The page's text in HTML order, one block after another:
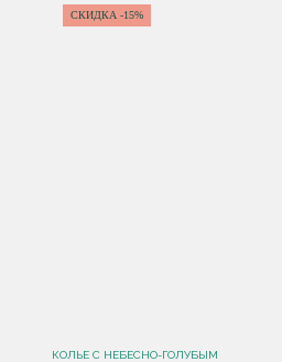
СКИДКА -15%
КОЛЬЕ C НЕБЕСНО-ГОЛУБЫМ